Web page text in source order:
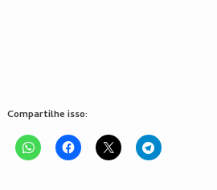
Compartilhe isso: